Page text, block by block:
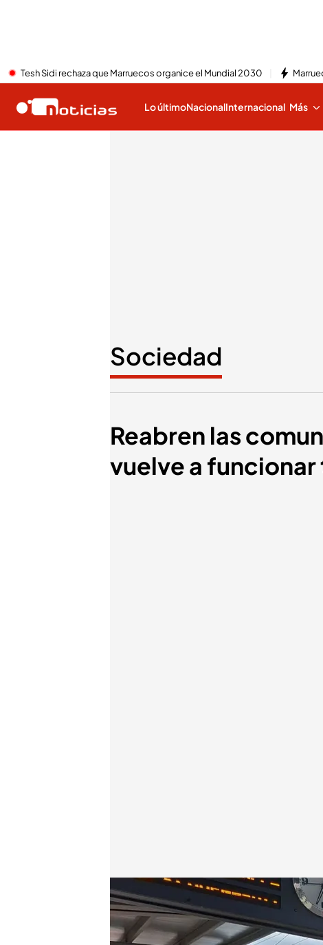
Tesh Sidi rechaza que Marruecos organice el Mundial 2030
Lo últimoNacionalInternacional Más
Sociedad
Reabren las
vuelve a funcionar
Se restablece el servicio del AVE en Málaga
Redacción digital Noticias Cuatro
14 NOV 2024 - 20:44h.